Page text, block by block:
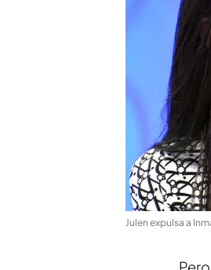
Julen expulsa a